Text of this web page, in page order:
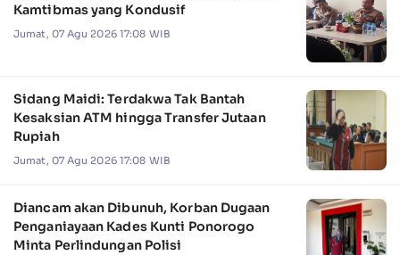
Kamtibmas yang Kondusif
Jumat, 07 Agu 2026 17:08 WIB
Sidang Maidi: Terdakwa Tak Bantah
Kesaksian ATM hingga Transfer Jutaan
Rupiah
Jumat, 07 Agu 2026 17:08 WIB
Diancam akan Dibunuh, Korban Dugaan
Penganiayaan Kades Kunti Ponorogo
Minta Perlindungan Polisi